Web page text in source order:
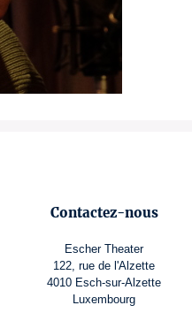
Contactez-nous
Escher Theater
122, rue de l'Alzette
4010 Esch-sur-Alzette
Luxembourg